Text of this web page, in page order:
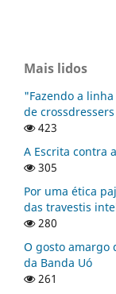
Mais lidos
"Fazendo a
de
423
A Escrita contra
305
Por uma ética
das travestis
280
O gosto amargo
da Banda Uó
261